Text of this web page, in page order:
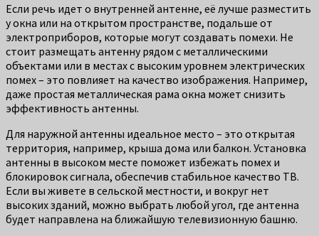
Если речь идет о внутренней антенне, её лучше разместить
у окна или на открытом пространстве, подальше от
электроприборов, которые могут создавать помехи. Не
стоит размещать антенну рядом с металлическими
объектами или в местах с высоким уровнем электрических
помех – это повлияет на качество изображения. Например,
даже простая металлическая рама окна может снизить
эффективность антенны.
Для наружной антенны идеальное место – это открытая
территория, например, крыша дома или балкон. Установка
антенны в высоком месте поможет избежать помех и
блокировок сигнала, обеспечив стабильное качество ТВ.
Если вы живете в сельской местности, и вокруг нет
высоких зданий, можно выбрать любой угол, где антенна
будет направлена на ближайшую телевизионную башню.